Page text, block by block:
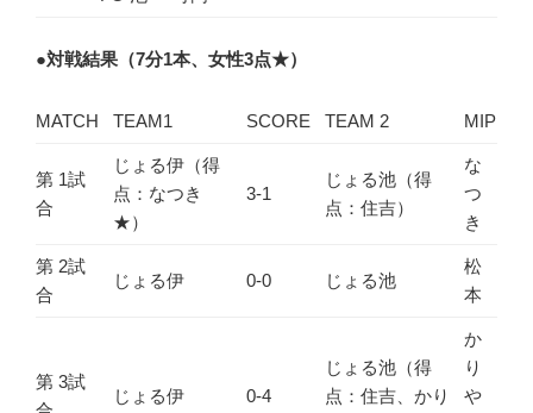
●対戦結果（7分1本、女性3点★）
MATCH TEAM1 SCORE TEAM 2 MIP
第 1試
合
じょる伊（得
点：なつき
★）
3-1
じょる池（得
点：住吉）
な
つ
き
第 2試
合
じょる伊 0-0 じょる池
松
本
第 3試
じょる伊 0-4
じょる池（得
点：住吉、かり
か
り
や